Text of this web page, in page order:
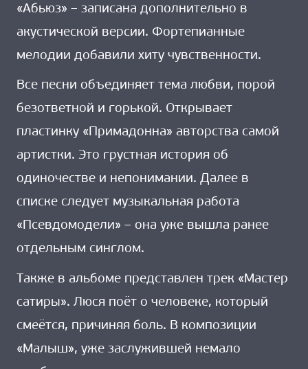
«Абьюз» – записана дополнительно в
акустической версии. Фортепианные
мелодии добавили хиту чувственности.
Все песни объединяет тема любви, порой
безответной и горькой. Открывает
пластинку «Примадонна» авторства самой
артистки. Это грустная история об
одиночестве и непонимании. Далее в
списке следует музыкальная работа
«Псевдомодели» – она уже вышла ранее
отдельным синглом.
Также в альбоме представлен трек «Мастер
сатиры». Люся поёт о человеке, который
смеётся, причиняя боль. В композиции
«Малыш», уже заслужившей немало